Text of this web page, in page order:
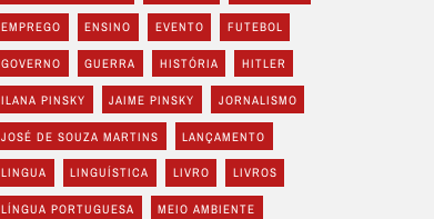
EMPREGO ENSINO EVENTO FUTEBOL
GOVERNO GUERRA HISTÓRIA HITLER
ILANA PINSKY JAIME PINSKY JORNALISMO
JOSÉ DE SOUZA MARTINS LANÇAMENTO
LINGUA LINGUÍSTICA LIVRO LIVROS
LÍNGUA PORTUGUESA MEIO AMBIENTE